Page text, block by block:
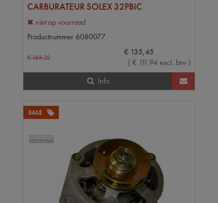
CARBURATEUR SOLEX 32PBIC
niet op voorraad
Productnummer 6080077
€169,32
€ 135,45
( € 111,94 excl. btw )
Info
SALE